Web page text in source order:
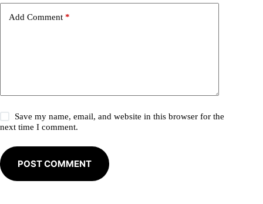
Add Comment *
Save my name, email, and website in this browser for the
next time I comment.
POST COMMENT